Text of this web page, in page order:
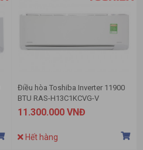
Điều hòa Toshiba Inverter 11900
BTU RAS-H13C1KCVG-V
11.300.000 VNĐ
Hết hàng